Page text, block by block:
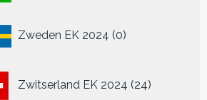
Zweden EK 2024 0
producten
Zwitserland EK 2024 24
producten